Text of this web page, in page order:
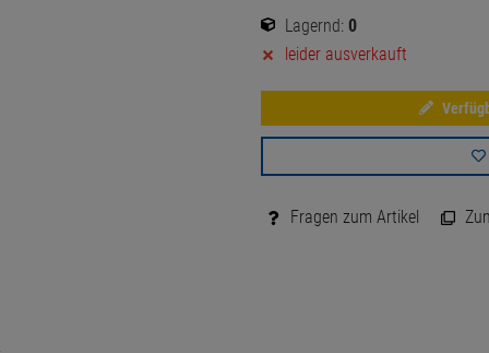
Lagernd: 0
leider ausverkauft
Fragen zum Artikel